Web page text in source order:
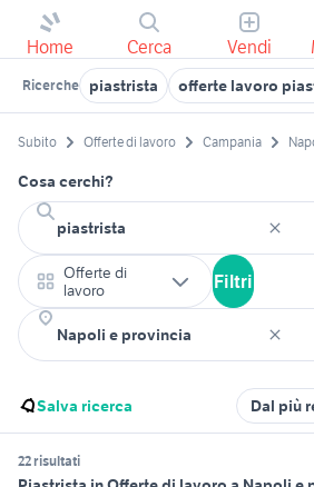
Home Cerca Vendi
Ricerche piastrista offerte lavoro
Subito Offerte di lavoro Campania
Cosa cerchi?
Offerte di
lavoro
Filtri
Salva ricerca Dal più
22 risultati